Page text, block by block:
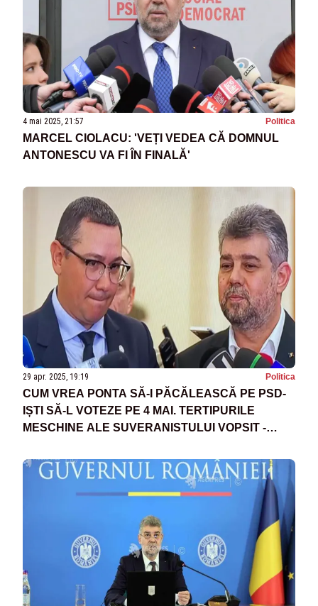
4 mai 2025, 21:57 Politica
MARCEL CIOLACU: 'VEȚI VEDEA CĂ DOMNUL
ANTONESCU VA FI ÎN FINALĂ'
29 apr. 2025, 19:19 Politica
CUM VREA PONTA SĂ-I PĂCĂLEASCĂ PE PSD-
IȘTI SĂ-L VOTEZE PE 4 MAI. TERTIPURILE
MESCHINE ALE SUVERANISTULUI VOPSIT -